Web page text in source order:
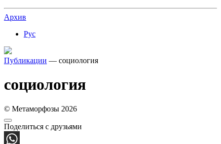
Архив
Рус
Публикации — социология
социология
© Метаморфозы 2026
Поделиться с друзьями